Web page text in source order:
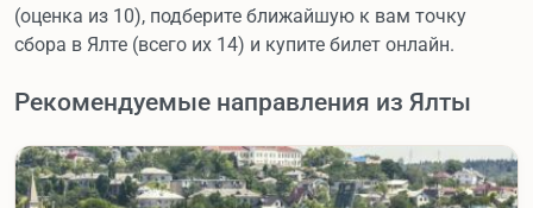
(оценка из 10), подберите ближайшую к вам точку
сбора в Ялте (всего их 14) и купите билет онлайн.
Рекомендуемые направления из Ялты